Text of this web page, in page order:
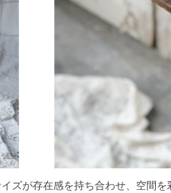
が存在感を持ち合わせ、空間を